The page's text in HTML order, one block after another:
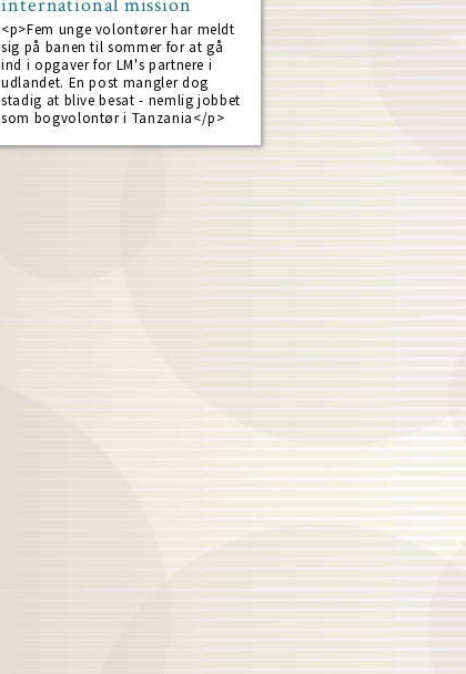
<p>Fem unge volontører har meldt
sig på banen til sommer for at gå
ind i opgaver for LM's partnere i
udlandet. En post mangler dog
stadig at blive besat - nemlig jobbet
som bogvolontør i Tanzania</p>